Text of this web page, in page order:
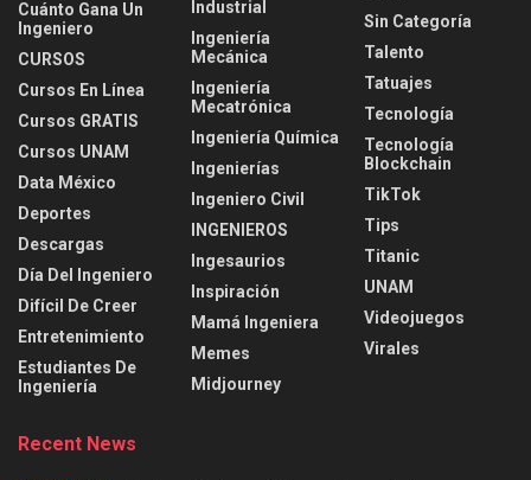
Cuánto Gana Un
Ingeniero
CURSOS
Cursos En Línea
Cursos GRATIS
Cursos UNAM
Data México
Deportes
Descargas
Día Del Ingeniero
Difícil De Creer
Entretenimiento
Estudiantes De
Ingeniería
Industrial
Ingeniería
Mecánica
Ingeniería
Mecatrónica
Ingeniería Química
Ingenierías
Ingeniero Civil
INGENIEROS
Ingesaurios
Inspiración
Mamá Ingeniera
Memes
Midjourney
Sin Categoría
Talento
Tatuajes
Tecnología
Tecnología
Blockchain
TikTok
Tips
Titanic
UNAM
Videojuegos
Virales
Recent News